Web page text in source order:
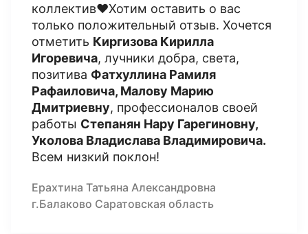
коллектив❤️Хотим оставить о вас
только положительный отзыв. Хочется
отметить Киргизова Кирилла
Игоревича, лучники добра, света,
позитива Фатхуллина Рамиля
Рафаиловича, Малову Марию
Дмитриевну, профессионалов своей
работы Степанян Нару Гарегиновну,
Уколова Владислава Владимировича.
Всем низкий поклон!
Ерахтина Татьяна Александровна
г.Балаково Саратовская область